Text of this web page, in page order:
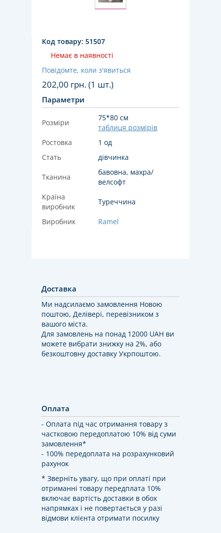
Код товару: 51507
Немає в наявності
Повідомте, коли з'явиться
202,00 грн. (1 шт.)
Параметри
Розміри
75*80 см
таблиця розмірів
Ростовка
1 од
Стать
дівчинка
Тканина
бавовна, махра/
велсофт
Країна
виробник
Туреччина
Виробник Ramel
Доставка
Ми надсилаємо замовлення Новою
поштою, Делівері, перевізником з
вашого міста.
Для замовлень на понад 12000 UAH ви
можете вибрати знижку на 2%, або
безкоштовну доставку Укрпоштою.
Оплата
- Оплата під час отримання товару з
частковою передоплатою 10% від суми
замовлення*
- 100% передоплата на розрахунковий
рахунок
* Зверніть увагу, що при оплаті при
отриманні товару передплата 10%
включає вартість доставки в обох
напрямках і не повертається у разі
відмови клієнта отримати посилку